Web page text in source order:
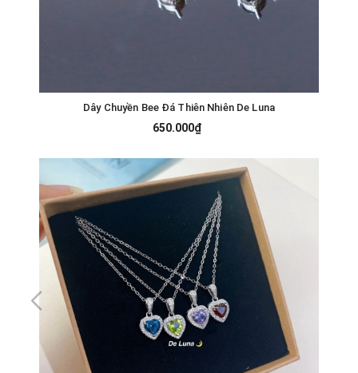
Dây Chuyền Bee Đá Thiên Nhiên De Luna
650.000₫